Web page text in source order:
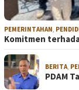
PEMERINTAHAN
Komitmen
BERITA
PDAM